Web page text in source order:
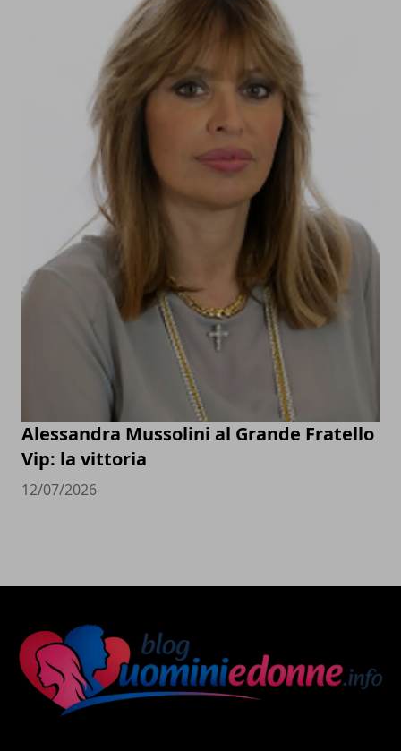
Alessandra Mussolini al Grande Fratello
Vip: la vittoria
12/07/2026